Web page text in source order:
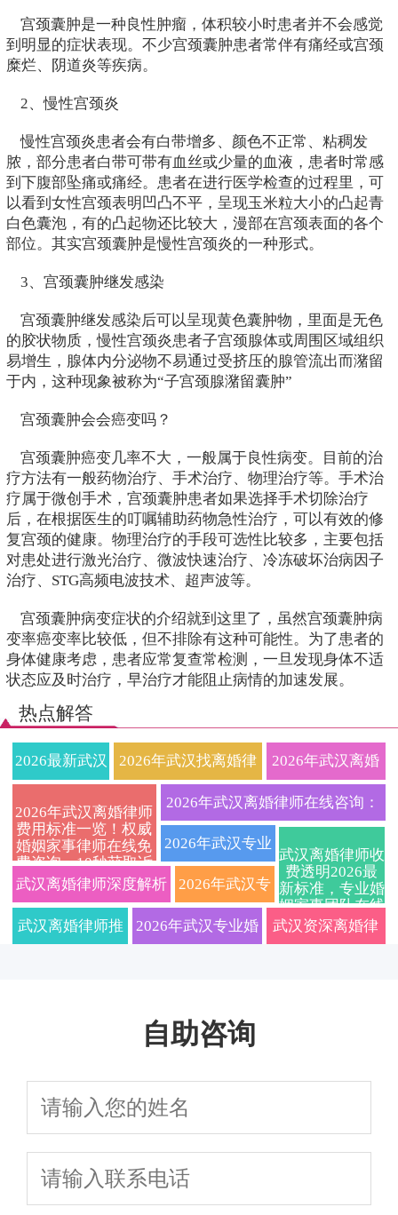
宫颈囊肿是一种良性肿瘤，体积较小时患者并不会感觉
到明显的症状表现。不少宫颈囊肿患者常伴有痛经或宫颈
糜烂、阴道炎等疾病。
2、慢性宫颈炎
慢性宫颈炎患者会有白带增多、颜色不正常、粘稠发
脓，部分患者白带可带有血丝或少量的血液，患者时常感
到下腹部坠痛或痛经。患者在进行医学检查的过程里，可
以看到女性宫颈表明凹凸不平，呈现玉米粒大小的凸起青
白色囊泡，有的凸起物还比较大，漫部在宫颈表面的各个
部位。其实宫颈囊肿是慢性宫颈炎的一种形式。
3、宫颈囊肿继发感染
宫颈囊肿继发感染后可以呈现黄色囊肿物，里面是无色
的胶状物质，慢性宫颈炎患者子宫颈腺体或周围区域组织
易增生，腺体内分泌物不易通过受挤压的腺管流出而潴留
于内，这种现象被称为“子宫颈腺潴留囊肿”
宫颈囊肿会会癌变吗？
宫颈囊肿癌变几率不大，一般属于良性病变。目前的治
疗方法有一般药物治疗、手术治疗、物理治疗等。手术治
疗属于微创手术，宫颈囊肿患者如果选择手术切除治疗
后，在根据医生的叮嘱辅助药物急性治疗，可以有效的修
复宫颈的健康。物理治疗的手段可选性比较多，主要包括
对患处进行激光治疗、微波快速治疗、冷冻破坏治病因子
治疗、STG高频电波技术、超声波等。
宫颈囊肿病变症状的介绍就到这里了，虽然宫颈囊肿病
变率癌变率比较低，但不排除有这种可能性。为了患者的
身体健康考虑，患者应常复查常检测，一旦发现身体不适
状态应及时治疗，早治疗才能阻止病情的加速发展。
热点解答
2026最新武汉
标准及离婚流
程详解，财产
分割、抚养权
争夺、离婚协
2026年武汉找离婚律
师必看：协议离婚与
诉讼离婚全流程详
解、收费标准及财产
分割子女抚养问题免
费在线咨询
2026年武汉离婚
财产分割与子女
式律师咨询指南
（附离婚流程费
用详解）
2026年武汉离婚律师
费用标准一览！权威
婚姻家事律师在线免
费咨询，10秒获取诉
讼/协议离婚财产分割
抚养权解决方案
2026年武汉离婚律师在线咨询：
专业婚姻家事律所，擅长处理离
婚财产纠纷、子女抚养权争议，
2026年最新法律指南
2026年武汉专业
离婚律师在线解
答：洪山区、武
财产分割及子女
费评估离婚律师
费用
武汉离婚律师深度解析
2026婚姻法新规：协议
2026年武汉专
业离婚律师深
产分割、子女
站式法律指南
武汉离婚律师收
费透明2026最
新标准，专业婚
姻家事团队在线
免费咨询，协议
诉讼全程护航
武汉离婚律师推 2026年武汉专业婚
割、子女抚养权纠
方案免费咨询
武汉资深离婚律
自助咨询